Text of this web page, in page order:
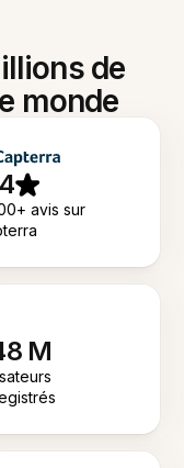
de
monde
avis sur
M